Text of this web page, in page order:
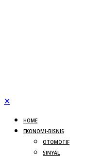
✕
HOME
EKONOMI-BISNIS
OTOMOTIF
SINYAL